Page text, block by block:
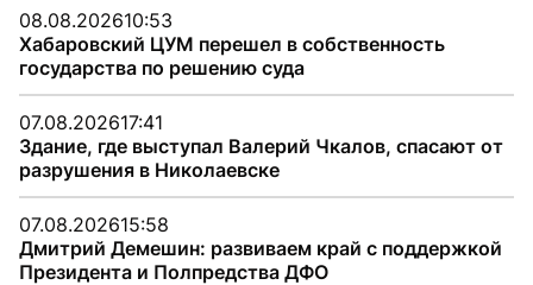
08.08.202610:53
Хабаровский ЦУМ перешел в собственность
государства по решению суда
07.08.202617:41
Здание, где выступал Валерий Чкалов, спасают от
разрушения в Николаевске
07.08.202615:58
Дмитрий Демешин: развиваем край с поддержкой
Президента и Полпредства ДФО